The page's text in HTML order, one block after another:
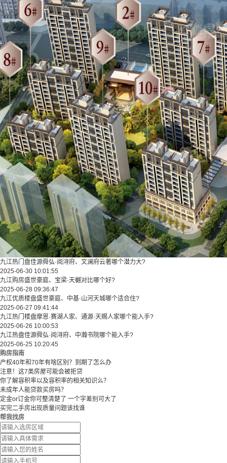
九江热门盘佳源舜弘·阅浔府、文澜府云著哪个潜力大?
2025-06-30 10:01:55
九江购房盛世豪庭、宝梁·天樾对比哪个好?
2025-06-28 09:36:47
九江优质楼盘盛世豪庭、中基·山河天城哪个适合住?
2025-06-27 09:41:44
九江热门楼盘摩恩·赛湖人家、通源·天赐人家哪个能入手?
2025-06-26 10:00:53
九江热盘佳源舜弘·阅浔府、中瀚书院哪个能入手?
2025-06-25 10:20:45
购房指南
产权40年和70年有啥区别？到期了怎么办
注意！这7类房屋可能会被拒贷
你了解容积率以及容积率的相关知识么？
未成年人能贷款买房吗？
定金or订金你可整清楚了 一个字差别可大了
买完二手房出现质量问题该找谁
帮我找房